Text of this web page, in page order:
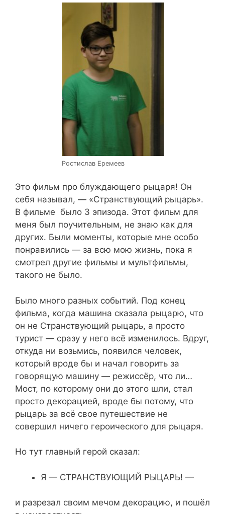
Ростислав Еремеев
Это фильм про блуждающего рыцаря! Он
себя называл, — «Странствующий рыцарь».
В фильме было 3 эпизода. Этот фильм для
меня был поучительным, не знаю как для
других. Были моменты, которые мне особо
понравились — за всю мою жизнь, пока я
смотрел другие фильмы и мультфильмы,
такого не было.
Было много разных событий. Под конец
фильма, когда машина сказала рыцарю, что
он не Странствующий рыцарь, а просто
турист — сразу у него всё изменилось. Вдруг,
откуда ни возьмись, появился человек,
который вроде бы и начал говорить за
говорящую машину — режиссёр, что ли…
Мост, по которому они до этого шли, стал
просто декорацией, вроде бы потому, что
рыцарь за всё свое путешествие не
совершил ничего героического для рыцаря.
Но тут главный герой сказал:
Я — СТРАНСТВУЮЩИЙ РЫЦАРЬ! —
и разрезал своим мечом декорацию, и пошёл